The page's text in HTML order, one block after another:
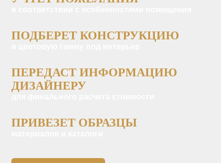
ПОДБЕРЕТ КОНСТРУКЦИЮ
ПЕРЕДАСТ ИНФОРМАЦИЮ
ДИЗАЙНЕРУ
ПРИВЕЗЕТ ОБРАЗЦЫ